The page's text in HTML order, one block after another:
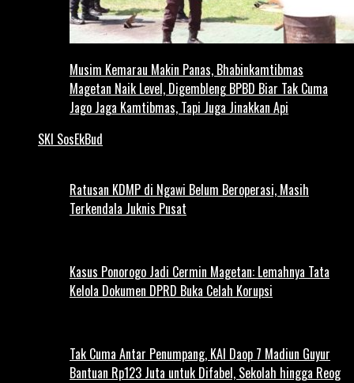
Musim Kemarau Makin Panas, Bhabinkamtibmas
Magetan Naik Level, Digembleng BPBD Biar Tak Cuma
Jago Jaga Kamtibmas, Tapi Juga Jinakkan Api
SKI SosEkBud
Ratusan KDMP di Ngawi Belum Beroperasi, Masih
Terkendala Juknis Pusat
Kasus Ponorogo Jadi Cermin Magetan: Lemahnya Tata
Kelola Dokumen DPRD Buka Celah Korupsi
Tak Cuma Antar Penumpang, KAI Daop 7 Madiun Guyur
Bantuan Rp123 Juta untuk Difabel, Sekolah hingga Reog